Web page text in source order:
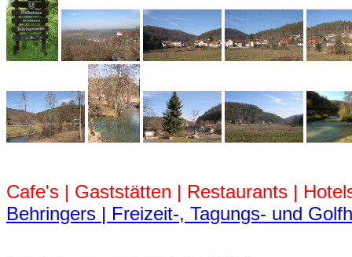
Cafe's | Gaststätten | Restaurants |
Behringers | Freizeit-, Tagungs- und